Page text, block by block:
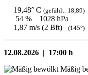
19,48° C (gefühlt: 18,89)
54 %
1028 hPa
1,87 m/s (2 Bft)
(145°)
12.08.2026 | 17:00 h
Mäßig